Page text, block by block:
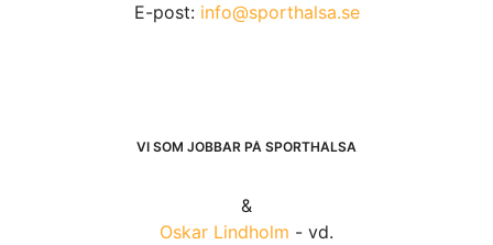
E-post: info@sporthalsa.se
VI SOM JOBBAR PÅ SPORTHÄLSA
&
Oskar Lindholm - vd.